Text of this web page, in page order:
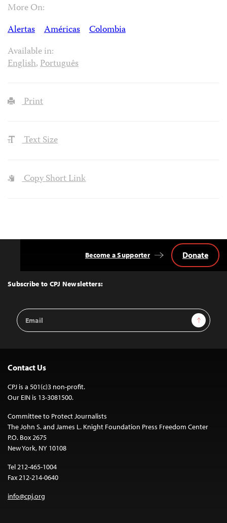
More On:
Alertas
Américas
Colombia
Available in:
English,Português
Print
Text Size
Copy Short Link
Top
Subscribe to CPJ Newsletters:
Email
Address
Sign Up
Become a Supporter Donate
Contact Us
CPJ is a 501(c)3 non-profit.
Our EIN is 13-3081500.
Committee to Protect Journalists
The John S. and James L. Knight Foundation Press Freedom Center
P.O. Box 2675
New York, NY 10108
Tel 212-465-1004
Fax 212-214-0640
info@cpj.org